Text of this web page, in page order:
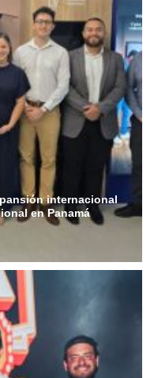
internacional
en Panamá